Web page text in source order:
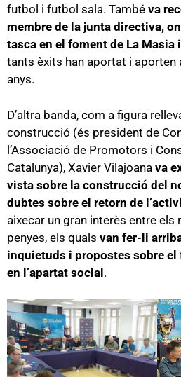
futbol i futbol sala. També va
membre de la junta directiva,
tasca en el foment de La
tants èxits han aportat i aporten
anys.
D’altra banda, com a figura
construcció (és president de
l’Associació de Promotors i
Catalunya), Xavier Vilajoana va
vista sobre la construcció del
dubtes sobre el retorn de
aixecar un gran interès entre els
penyes, els quals van fer-li
inquietuds i propostes sobre
en l’apartat social.